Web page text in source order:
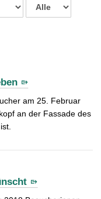
am 25. Februar
an der Fassade des